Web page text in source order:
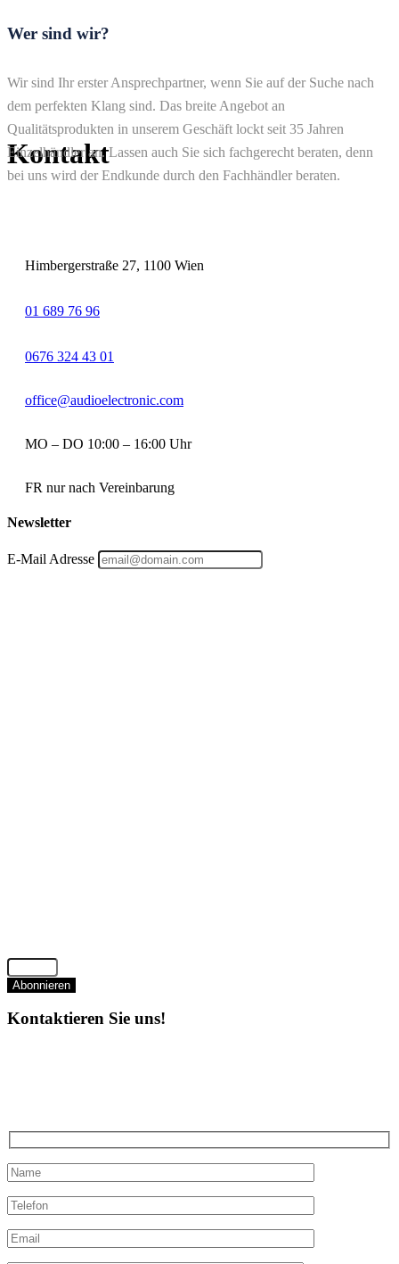
Kontakt
Wer sind wir?
Wir sind Ihr erster Ansprechpartner, wenn Sie auf der Suche nach
dem perfekten Klang sind. Das breite Angebot an
Qualitätsprodukten in unserem Geschäft lockt seit 35 Jahren
Einzelhändler an. Lassen auch Sie sich fachgerecht beraten, denn
bei uns wird der Endkunde durch den Fachhändler beraten.
Himbergerstraße 27, 1100 Wien
01 689 76 96
0676 324 43 01
office@audioelectronic.com
MO – DO 10:00 – 16:00 Uhr
FR nur nach Vereinbarung
Newsletter
E-Mail Adresse
Abonnieren
Kontaktieren Sie uns!